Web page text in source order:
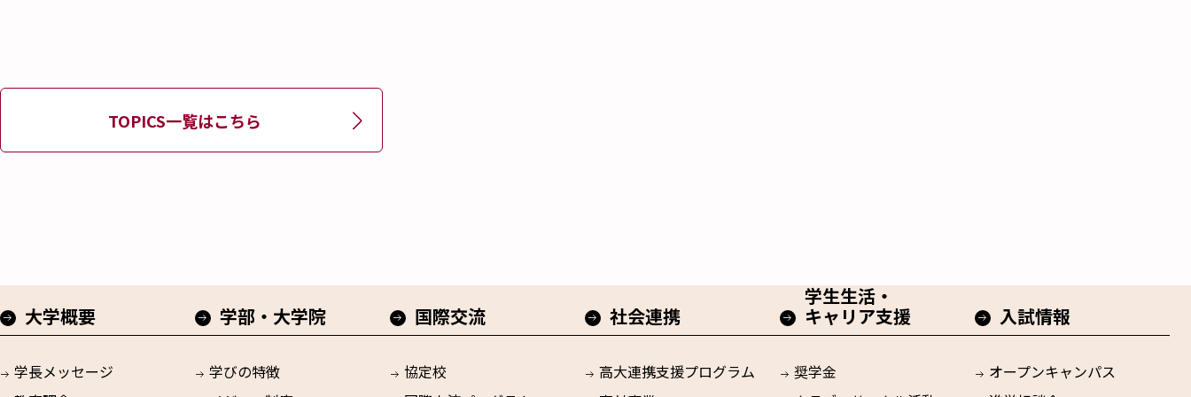
TOPICS一覧はこちら
大学概要
学長メッセージ
学部・大学院
学びの特徴
国際交流
協定校
社会連携
高大連携支援プログラム
学生生活・
キャリア支援
奨学金
入試情報
オープンキャンパス